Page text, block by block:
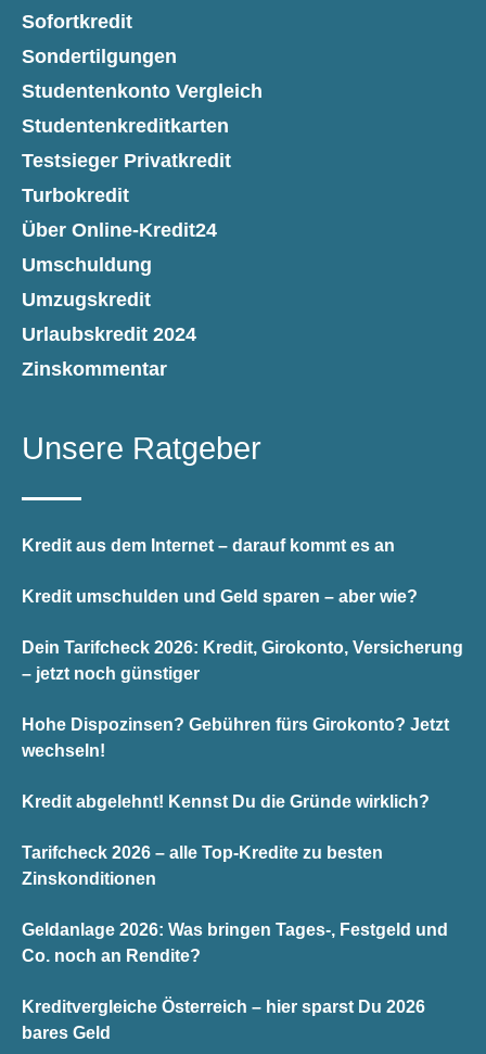
Sofortkredit
Sondertilgungen
Studentenkonto Vergleich
Studentenkreditkarten
Testsieger Privatkredit
Turbokredit
Über Online-Kredit24
Umschuldung
Umzugskredit
Urlaubskredit 2024
Zinskommentar
Unsere Ratgeber
Kredit aus dem Internet – darauf kommt es an
Kredit umschulden und Geld sparen – aber wie?
Dein Tarifcheck 2026: Kredit, Girokonto, Versicherung
– jetzt noch günstiger
Hohe Dispozinsen? Gebühren fürs Girokonto? Jetzt
wechseln!
Kredit abgelehnt! Kennst Du die Gründe wirklich?
Tarifcheck 2026 – alle Top-Kredite zu besten
Zinskonditionen
Geldanlage 2026: Was bringen Tages-, Festgeld und
Co. noch an Rendite?
Kreditvergleiche Österreich – hier sparst Du 2026
bares Geld